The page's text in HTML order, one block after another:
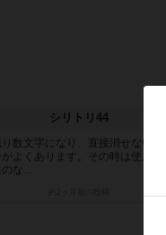
シリトリ44
り数文字になり、直接消せない場
がよくあります。その時は使用制
のな...